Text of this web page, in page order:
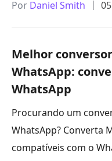
Por Daniel Smith
Melhor
WhatsApp:
WhatsApp
Procurando um
WhatsApp? Converta
compatíveis com o